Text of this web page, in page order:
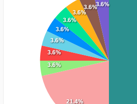
21.4%
3.6%
3.6%
3.6%
3.6%
3.6%
3.6%
3.6%3.6%